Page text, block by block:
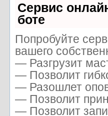
Сервис
боте
Попробуйте
вашего
— Разгрузит
— Позволит
— Разошлет
— Позволит
— Позволит